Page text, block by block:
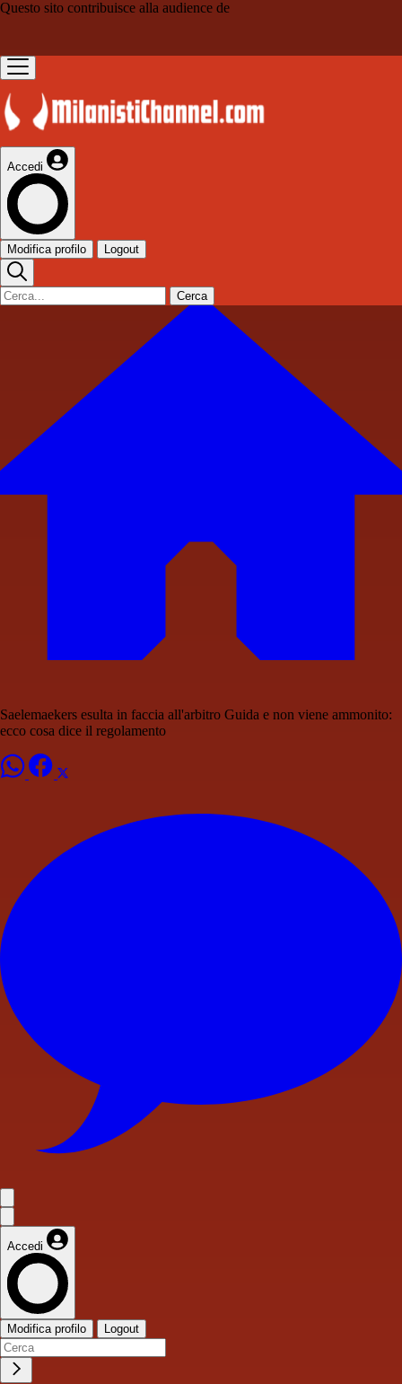
Questo sito contribuisce alla audience de
Accedi
Modifica profilo Logout
Cerca
Saelemaekers esulta in faccia all'arbitro Guida e non viene ammonito:
ecco cosa dice il regolamento
Accedi
Modifica profilo Logout